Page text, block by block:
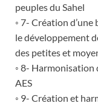
peuples du Sahel
◦ 7- Création
le développement
des petites et
◦ 8- Harmonisation
AES
◦ 9- Création et